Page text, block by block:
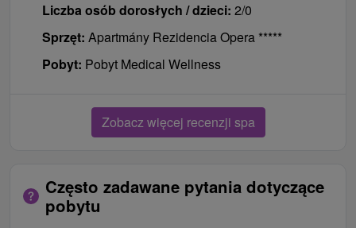
Dzieci w wieku poniżej 10 lat (w łóżku) posiada
szereg suplementów diety przez rodzica, jeśli
wyżywienia.
dostosował dietę zakres do diety rodzica.
diety przez rodzica, nieograniczony dostęp do
SPA & AQUAPARKu w towarzystwie osoby
Liczba osób dorosłych / dzieci: 2/0
Sprzęt: Apartmány Rezidencia Opera *****
Pobyt: Pobyt Medical Wellness
Zobacz więcej recenzji spa
Często zadawane pytania dotyczące
pobytu